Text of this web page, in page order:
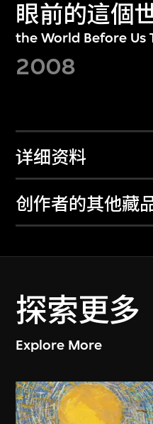
眼前的這個
the World Before Us
2008
详细资料
创作者的其他藏
探索更多
Explore More
关于M+藏品